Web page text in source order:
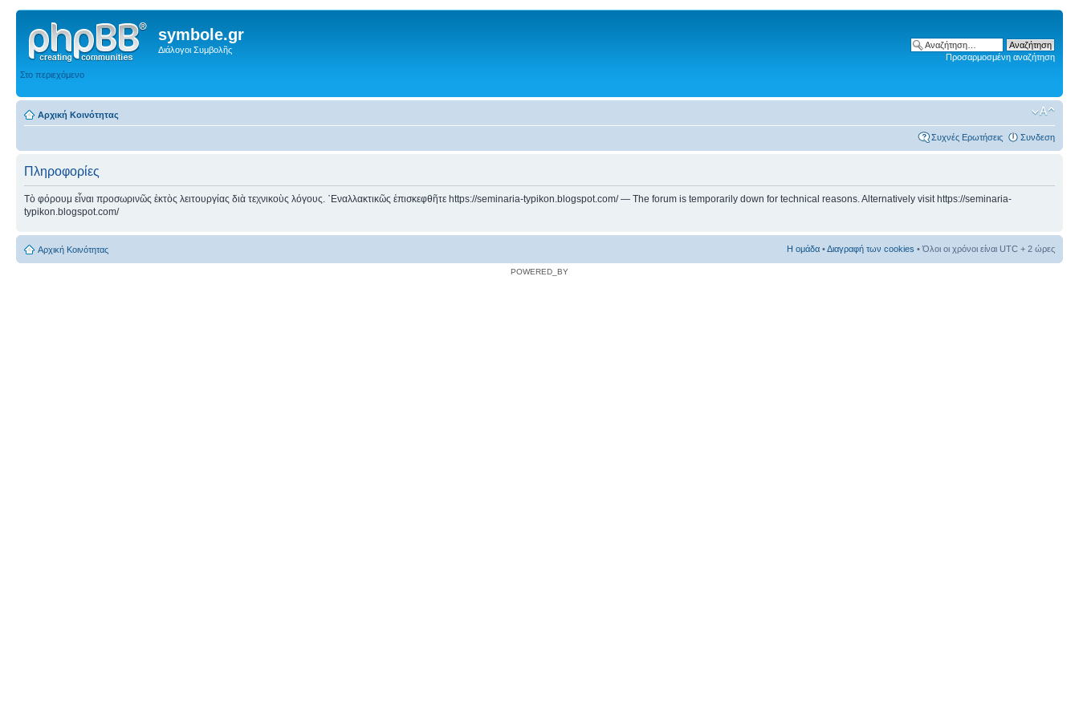
symbole.gr
Διάλογοι Συμβολῆς
Στο περιεχόμενο
Προσαρμοσμένη αναζήτηση
Αρχική Κοινότητας
Συχνές Ερωτήσεις Συνδεση
Πληροφορίες
Τὸ φόρουμ εἶναι προσωρινῶς ἐκτὸς λειτουργίας διὰ τεχνικοὺς λόγους. ᾿Εναλλακτικῶς ἐπισκεφθῆτε https://seminaria-typikon.blogspot.com/ — The forum is temporarily down for technical reasons. Alternatively visit https://seminaria-
typikon.blogspot.com/
Αρχική Κοινότητας Η ομάδα •Διαγραφή των cookies • Όλοι οι χρόνοι είναι UTC + 2 ώρες
POWERED_BY